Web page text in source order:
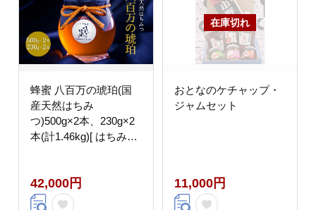
蜂蜜 八百万の琥珀(国
産天然はちみ
つ)500g×2本、230g×2
本(計1.46kg)[ はちみつ
42,000円
おとなのケチャップ・
ジャムセット
11,000円